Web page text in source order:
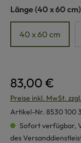
Länge auswählen
(40 x 60 cm)
40 x 60 cm
83,00 €
Preise inkl. MwSt.
Artikel-Nr. 8530 100
Sofort verfügbar,
des